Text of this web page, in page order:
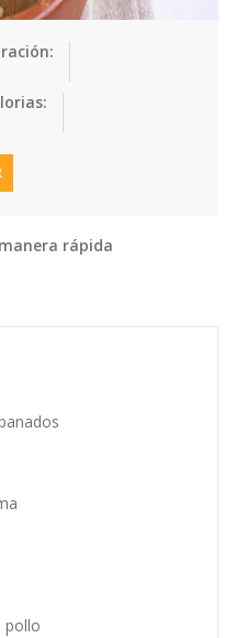
Recetas Do… Recetas Fá…
Recetas Na…
Snacks
Vegetarian…
rápida
pollo